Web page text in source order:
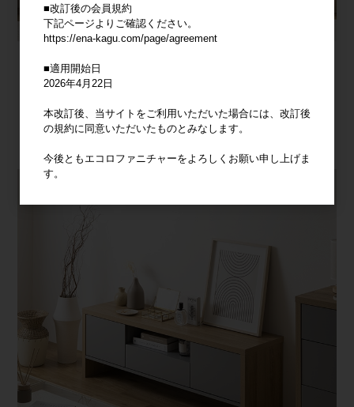
■改訂後の会員規約
下記ページよりご確認ください。
https://ena-kagu.com/page/agreement
■適用開始日
2026年4月22日
本改訂後、当サイトをご利用いただいた場合には、改訂後
の規約に同意いただいたものとみなします。
今後ともエコロファニチャーをよろしくお願い申し上げま
す。